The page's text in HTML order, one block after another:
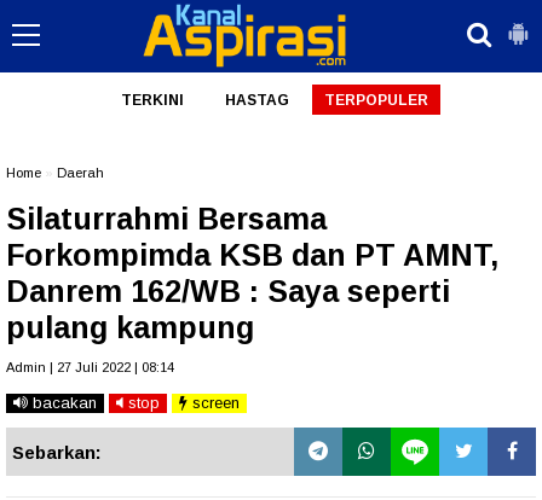
TERKINI HASTAG TERPOPULER
Home Daerah
Silaturrahmi Bersama
Forkompimda KSB dan PT AMNT,
Danrem 162/WB : Saya seperti
pulang kampung
Admin | 27 Juli 2022 | 08:14
bacakan stop screen
Sebarkan: